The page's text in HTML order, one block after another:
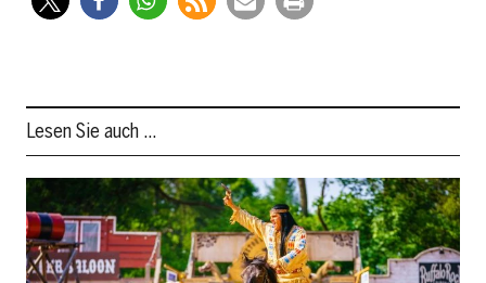
Lesen Sie auch …